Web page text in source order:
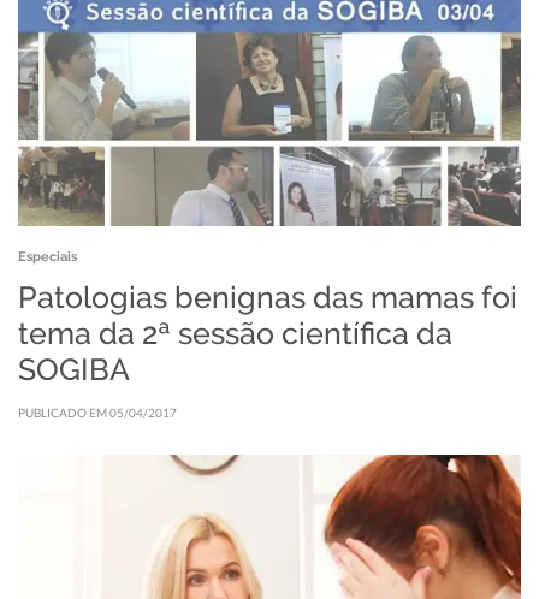
Especiais
Patologias benignas das mamas foi
tema da 2ª sessão científica da
SOGIBA
PUBLICADO EM 05/04/2017